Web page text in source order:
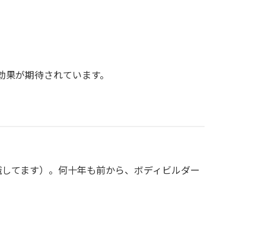
が期待されています。
てます）。何十年も前から、ボディビルダー